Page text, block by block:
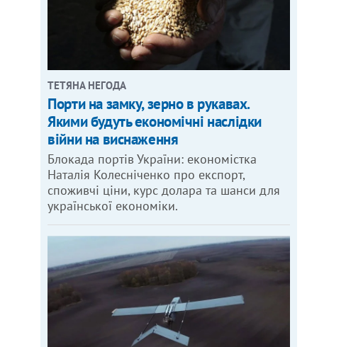
ТЕТЯНА НЕГОДА
Порти на замку, зерно в рукавах.
Якими будуть економічні наслідки
війни на виснаження
Блокада портів України: економістка
Наталія Колесніченко про експорт,
споживчі ціни, курс долара та шанси для
української економіки.